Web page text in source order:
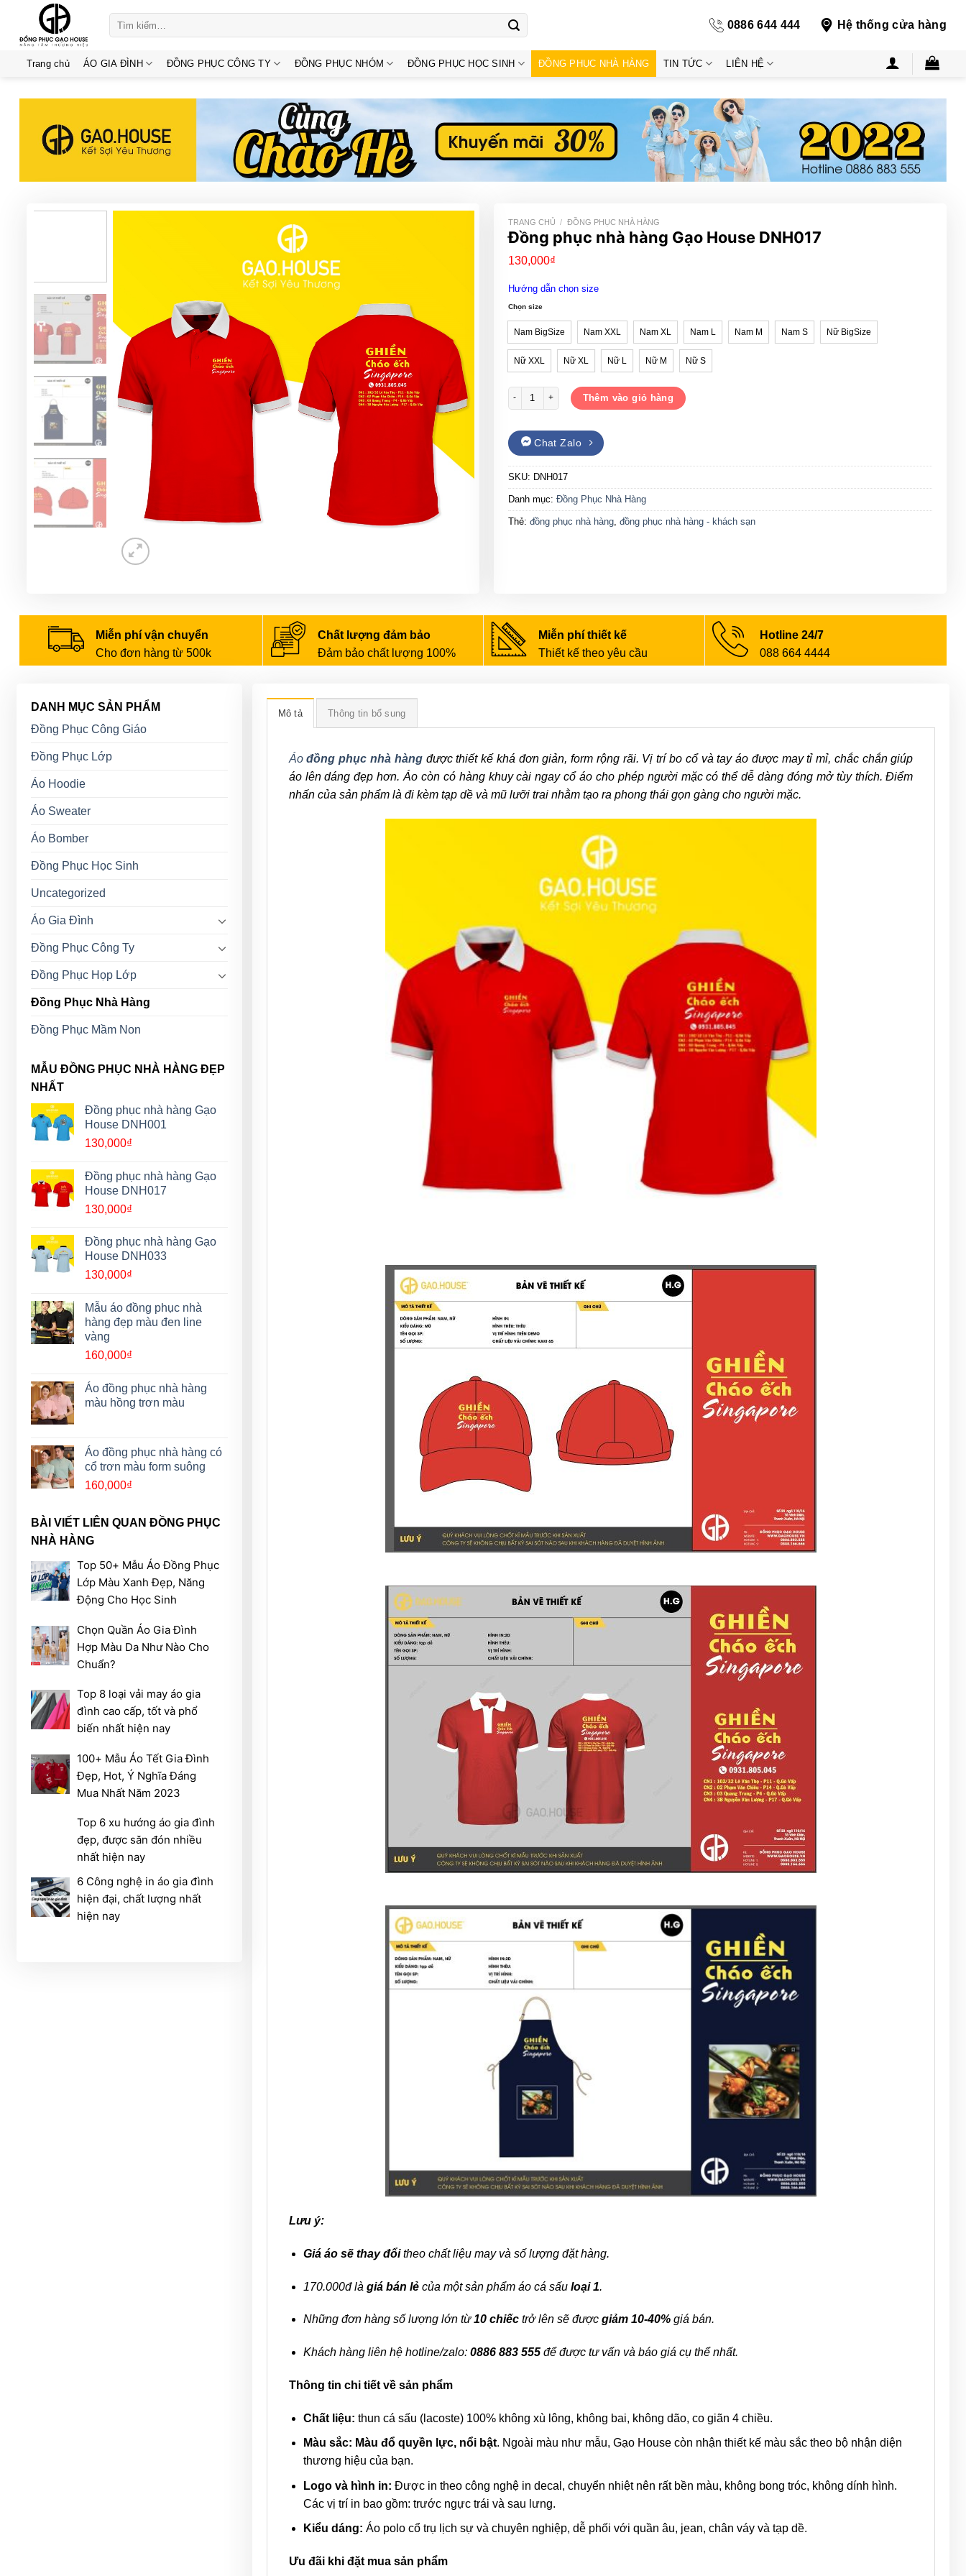
content
0886 644 444 Hệ thống cửa hàng
Trang chủ ÁO GIA ĐÌNH ĐỒNG PHỤC CÔNG TY ĐỒNG PHỤC NHÓM ĐỒNG PHỤC HỌC SINH ĐỒNG PHỤC NHÀ HÀNG TIN TỨC LIÊN HỆ
TRANG CHỦ / ĐỒNG PHỤC NHÀ HÀNG
Đồng phục nhà hàng Gạo House DNH017
130,000₫
Hướng dẫn chọn size
Chọn size
Nam BigSize Nam XXL Nam XL Nam L Nam M Nam S Nữ BigSize
Nữ XXL Nữ XL Nữ L Nữ M Nữ S
Đồng phục nhà hàng Gạo House DNH017 số lượng
Thêm vào giỏ hàng
Chat Zalo
SKU: DNH017
Danh mục: Đồng Phục Nhà Hàng
Thẻ: đồng phục nhà hàng, đồng phục nhà hàng - khách sạn
Miễn phí vận chuyển
Cho đơn hàng từ 500k
Chất lượng đảm bảo
Đảm bảo chất lượng 100%
Miễn phí thiết kế
Thiết kế theo yêu cầu
Hotline 24/7
088 664 4444
DANH MỤC SẢN PHẨM
Đồng Phục Công Giáo
Đồng Phục Lớp
Áo Hoodie
Áo Sweater
Áo Bomber
Đồng Phục Học Sinh
Uncategorized
Áo Gia Đình
Đồng Phục Công Ty
Đồng Phục Họp Lớp
Đồng Phục Nhà Hàng
Đồng Phục Mầm Non
MẪU ĐỒNG PHỤC NHÀ HÀNG ĐẸP
NHẤT
Đồng phục nhà hàng Gạo
House DNH001
130,000₫
Đồng phục nhà hàng Gạo
House DNH017
130,000₫
Đồng phục nhà hàng Gạo
House DNH033
130,000₫
Mẫu áo đồng phục nhà
hàng đẹp màu đen line
vàng
160,000₫
Áo đồng phục nhà hàng
màu hồng trơn màu
Áo đồng phục nhà hàng có
cổ trơn màu form suông
160,000₫
BÀI VIẾT LIÊN QUAN ĐỒNG PHỤC
NHÀ HÀNG
Top 50+ Mẫu Áo Đồng Phục
Lớp Màu Xanh Đẹp, Năng
Động Cho Học Sinh
Chọn Quần Áo Gia Đình
Hợp Màu Da Như Nào Cho
Chuẩn?
Top 8 loại vải may áo gia
đình cao cấp, tốt và phổ
biến nhất hiện nay
100+ Mẫu Áo Tết Gia Đình
Đẹp, Hot, Ý Nghĩa Đáng
Mua Nhất Năm 2023
Top 6 xu hướng áo gia đình
đẹp, được săn đón nhiều
nhất hiện nay
6 Công nghệ in áo gia đình
hiện đại, chất lượng nhất
hiện nay
Mô tả Thông tin bổ sung
Áođồng phục nhà hàng được thiết kế khá đơn giản, form rộng rãi. Vị trí bo cổ và tay áo được may tỉ mỉ, chắc chắn giúp
áo lên dáng đẹp hơn. Áo còn có hàng khuy cài ngay cổ áo cho phép người mặc có thể dễ dàng đóng mở tùy thích. Điểm
nhấn của sản phẩm là đi kèm tạp dề và mũ lưỡi trai nhằm tạo ra phong thái gọn gàng cho người mặc.
Lưu ý:
Giá áo sẽ thay đổitheo chất liệu may và số lượng đặt hàng.
170.000đ làgiá bán lẻ của một sản phẩm áo cá sấu loại 1.
Những đơn hàng số lượng lớn từ10 chiếctrở lên sẽ đượcgiảm 10-40% giá bán.
Khách hàng liên hệ hotline/zalo: 0886 883 555 để được tư vấn và báo giá cụ thể nhất.
Thông tin chi tiết về sản phẩm
Chất liệu: thun cá sấu (lacoste) 100% không xù lông, không bai, không dão, co giãn 4 chiều.
Màu sắc: Màu đổ quyền lực, nổi bật. Ngoài màu như mẫu, Gạo House còn nhận thiết kế màu sắc theo bộ nhận diện
thương hiệu của bạn.
Logo và hình in:Được in theo công nghệ in decal, chuyển nhiệt nên rất bền màu, không bong tróc, không dính hình.
Các vị trí in bao gồm: trước ngực trái và sau lưng.
Kiểu dáng: Áo polo cổ trụ lịch sự và chuyên nghiệp, dễ phối với quần âu, jean, chân váy và tạp dề.
Ưu đãi khi đặt mua sản phẩm